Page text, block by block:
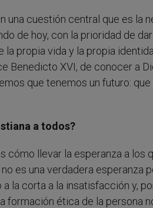
una cuestión central que es la
de hoy, con la prioridad de
propia vida y la propia
Benedicto XVI, de conocer a
que tenemos un futuro:
a todos?
cómo llevar la esperanza a los
es una verdadera esperanza
la corta a la insatisfacción y,
ética de la persona